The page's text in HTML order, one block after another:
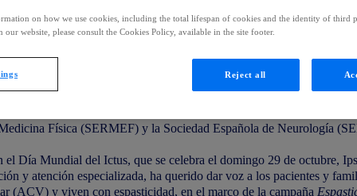
de un accidente cerebrovascular experimentan espasticidad en el
de entre el 30 % y el 80 %, lo que convierte al ictus en la primera
Trace Cataluña, la Fundación freno al ictus y la Fundació Ictus y el
Física (SERMEF) y la Sociedad Española de Neurología
el Día Mundial del Ictus, que se celebra el domingo 29 de octubre,
y atención especializada, ha querido dar voz a los pacientes y
(ACV) y viven con espasticidad, en el marco de la campaña
on how we use cookies, including the total lifespan of cookies and the identity of third
our website, please consult the Cookies Policy, available in the site footer.
Reject all